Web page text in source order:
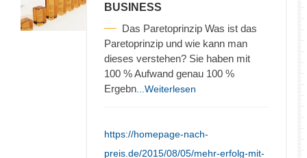
BUSINESS
Das Paretoprinzip Was ist das
Paretoprinzip und wie kann man
dieses verstehen? Sie haben mit
100 % Aufwand genau 100 %
Ergebn ...Weiterlesen
https://homepage-nach-
preis.de/2015/08/05/mehr-erfolg-mit-